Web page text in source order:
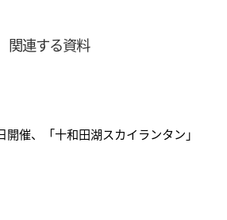
関連する資料
開催、「十和田湖スカイランタン」